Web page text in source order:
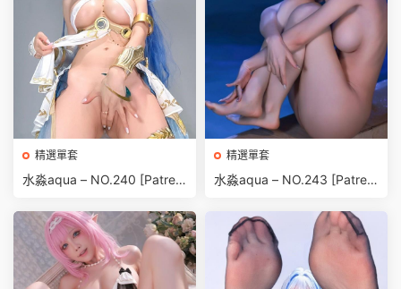
精選單套
水淼aqua – NO.240 [Patreo
no) [45P-68MB]
精選單套
水淼aqua – NO.243 [Patreo
w Man) [60P-93MB]